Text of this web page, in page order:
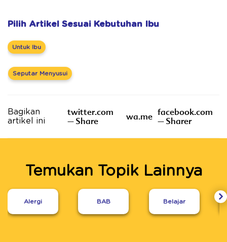
Pilih Artikel Sesuai Kebutuhan Ibu
Untuk Ibu
Seputar Menyusui
Bagikan
artikel ini
twitter.com
– Share
wa.me facebook.com
– Sharer
Temukan Topik Lainnya
Alergi BAB Belajar